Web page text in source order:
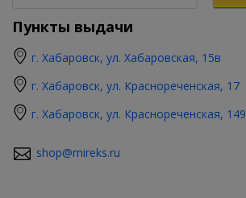
Пункты выдачи
г. Хабаровск, ул. Хабаровская, 15в
г. Хабаровск, ул. Краснореченская, 17
г. Хабаровск, ул. Краснореченская, 149
shop@mireks.ru